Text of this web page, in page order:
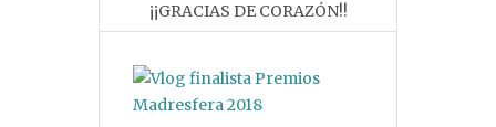
¡¡GRACIAS DE CORAZÓN!!